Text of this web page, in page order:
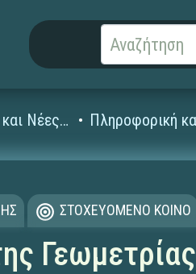
Πληροφορική και Νέες Τεχνολογίες
ΣΤΟΧΕΥΟΜΕΝΟ ΚΟΙΝΟ
Γεωμετρίας